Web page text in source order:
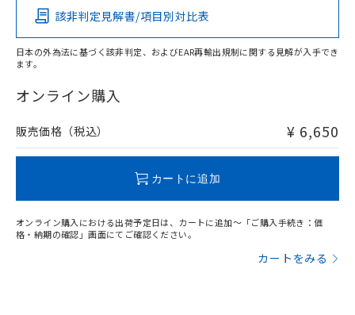
O
在庫等で未対応品が混在する可能性があります。
問い合わせください。
該非判定見解書/項目別対比表
日本の外為法に基づく該非判定、およびEAR再輸出規制に関する見解が入手でき
ます。
オンライン購入
販売価格（税込） ¥ 6,650
カートに追加
オンライン購入における出荷予定日は、カートに追加～「ご購入手続き：価
格・納期の確認」画面にてご確認ください。
カートをみる